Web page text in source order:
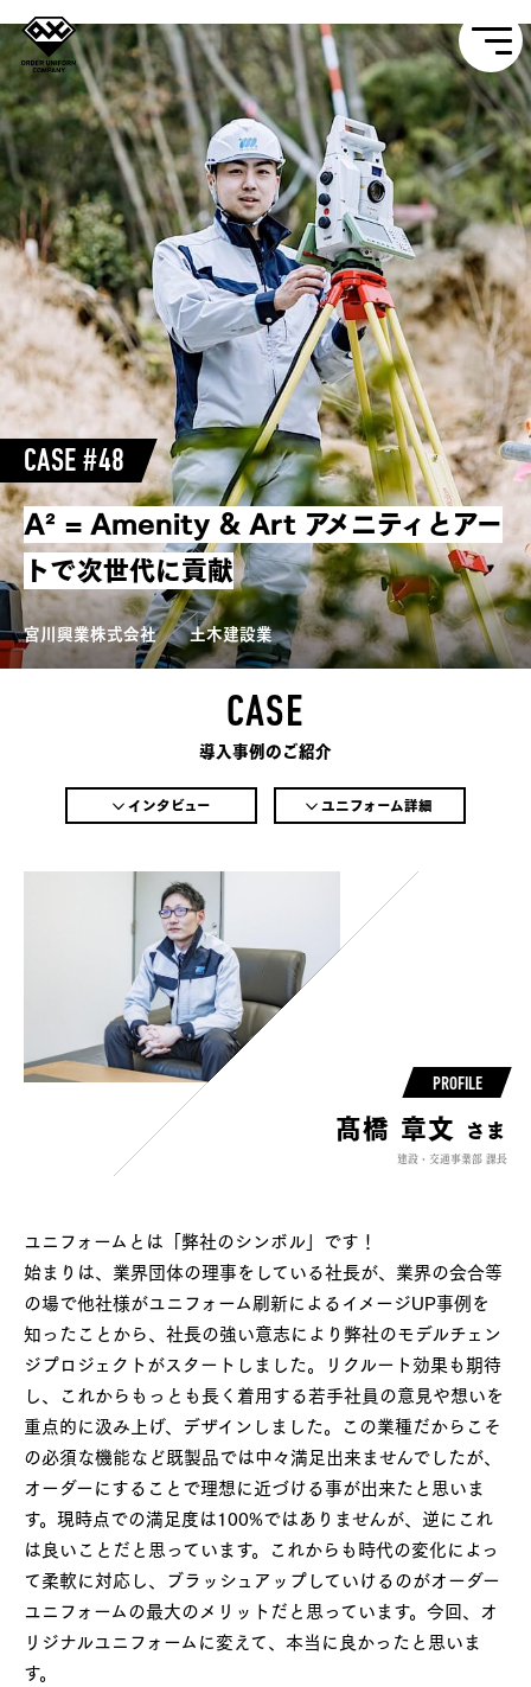
宮川興業株式会社 土木建設業
CASE #48
A² = Amenity & Art アメニティとアー
トで次世代に貢献
CASE
導入事例のご紹介
インタビュー ユニフォーム詳細
PROFILE
髙橋 章文 さま
建設・交通事業部 課長
ユニフォームとは「弊社のシンボル」です！
始まりは、業界団体の理事をしている社長が、業界の会合等
の場で他社様がユニフォーム刷新によるイメージUP事例を
知ったことから、社長の強い意志により弊社のモデルチェン
ジプロジェクトがスタートしました。リクルート効果も期待
し、これからもっとも長く着用する若手社員の意見や想いを
重点的に汲み上げ、デザインしました。この業種だからこそ
の必須な機能など既製品では中々満足出来ませんでしたが、
オーダーにすることで理想に近づける事が出来たと思いま
す。現時点での満足度は100%ではありませんが、逆にこれ
は良いことだと思っています。これからも時代の変化によっ
て柔軟に対応し、ブラッシュアップしていけるのがオーダー
ユニフォームの最大のメリットだと思っています。今回、オ
リジナルユニフォームに変えて、本当に良かったと思いま
す。